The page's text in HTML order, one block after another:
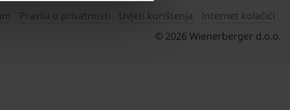
Pravila o privatnosti Uvjeti korištenja
Internet kolačići
© 2026 Wienerberger d.o.o.